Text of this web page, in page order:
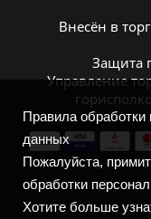
Внесён в
Защита
Управление
Правила обработки
данных
Пожалуйста,
обработки
Хотите больше